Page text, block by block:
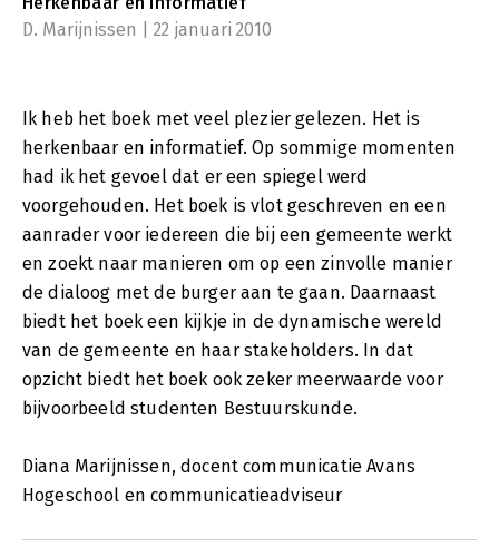
D. Marijnissen | 22 januari 2010
Ik heb het boek met veel plezier gelezen. Het is
herkenbaar en informatief. Op sommige momenten
had ik het gevoel dat er een spiegel werd
voorgehouden. Het boek is vlot geschreven en een
aanrader voor iedereen die bij een gemeente werkt
en zoekt naar manieren om op een zinvolle manier
de dialoog met de burger aan te gaan. Daarnaast
biedt het boek een kijkje in de dynamische wereld
van de gemeente en haar stakeholders. In dat
opzicht biedt het boek ook zeker meerwaarde voor
bijvoorbeeld studenten Bestuurskunde.
Diana Marijnissen, docent communicatie Avans
Hogeschool en communicatieadviseur